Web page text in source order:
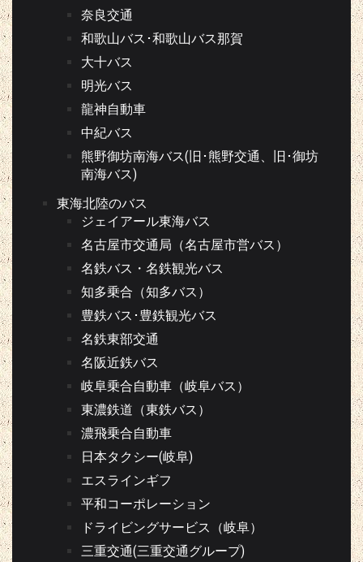
奈良交通
和歌山バス･和歌山バス那賀
大十バス
明光バス
龍神自動車
中紀バス
熊野御坊南海バス(旧･熊野交通、旧･御坊
南海バス)
東海北陸のバス
ジェイアール東海バス
名古屋市交通局（名古屋市営バス）
名鉄バス・名鉄観光バス
知多乗合（知多バス）
豊鉄バス･豊鉄観光バス
名鉄東部交通
名阪近鉄バス
岐阜乗合自動車（岐阜バス）
東濃鉄道（東鉄バス）
濃飛乗合自動車
日本タクシー(岐阜)
エスラインギフ
平和コーポレーション
ドライビングサービス（岐阜）
三重交通(三重交通グループ)